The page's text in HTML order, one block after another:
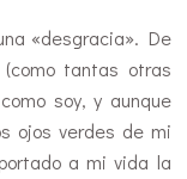
«desgracia». De
tantas otras
soy, y aunque
ojos verdes de mi
a mi vida la